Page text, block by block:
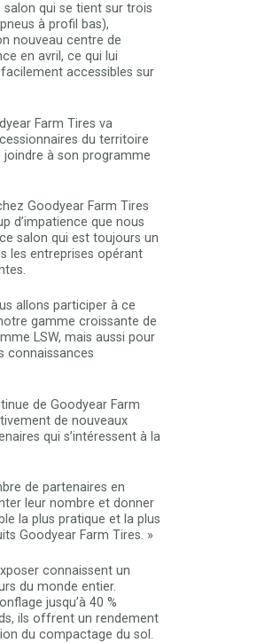
qui se tient sur trois
à profil bas),
nouveau centre de
en avril, ce qui lui
accessibles sur
Farm Tires va
du territoire
joindre à son programme
Goodyear Farm Tires
d’impatience que nous
salon qui est toujours un
les entreprises opérant
allons participer à ce
gamme croissante de
LSW, mais aussi pour
connaissances
de Goodyear Farm
de nouveaux
qui s’intéressent à la
de partenaires en
leur nombre et donner
la plus pratique et la plus
Goodyear Farm Tires. »
connaissent un
du monde entier.
jusqu’à 40 %
ils offrent un rendement
du compactage du sol.